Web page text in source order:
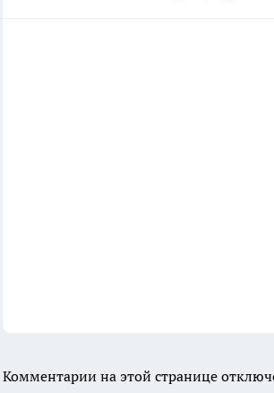
Комментарии на этой странице